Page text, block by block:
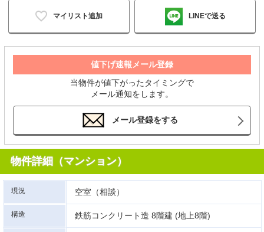
マイリスト追加 LINEで送る
値下げ速報メール登録
当物件が値下がったタイミングで
メール通知をします。
メール登録をする
物件詳細（マンション）
現況 空室（相談）
構造 鉄筋コンクリート造 8階建 (地上8階)